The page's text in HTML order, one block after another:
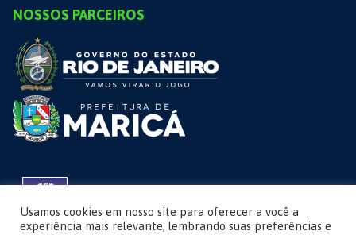
NOSSOS PARCEIROS
Usamos cookies em nosso site para oferecer a você a
experiência mais relevante, lembrando suas preferências e